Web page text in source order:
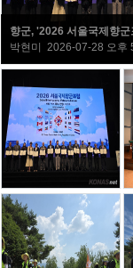
향군, '2026 서울국제향군
박현미 2026-07-28 오후